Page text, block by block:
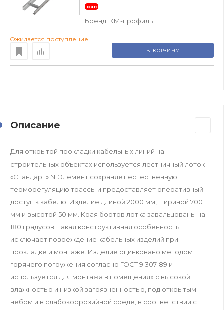
окл
Бренд: КМ-профиль
Ожидается поступление
В КОРЗИНУ
Описание
Для открытой прокладки кабельных линий на
строительных объектах используется лестничный лоток
«Стандарт» N. Элемент сохраняет естественную
терморегуляцию трассы и предоставляет оперативный
доступ к кабелю. Изделие длиной 2000 мм, шириной 700
мм и высотой 50 мм. Края бортов лотка завальцованы на
180 градусов. Такая конструктивная особенность
исключает повреждение кабельных изделий при
прокладке и монтаже. Изделие оцинковано методом
горячего погружения согласно ГОСТ 9.307-89 и
используется для монтажа в помещениях с высокой
влажностью и низкой загрязненностью, под открытым
небом и в слабокоррозийной среде, в соответствии с